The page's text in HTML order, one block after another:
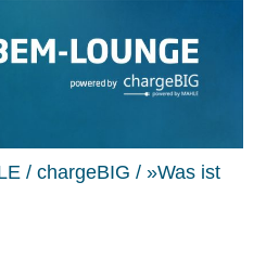
/ chargeBIG / »Was ist